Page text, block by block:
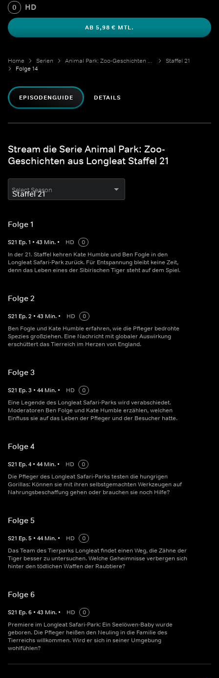
0 HD
AB 5,98 € MTL.
Home Serien Animal Park: Zoo-Geschichten aus Longleat
Staffel 21
Folge 14
EPISODENGUIDE DETAILS
Stream die Serie Animal Park: Zoo-
Geschichten aus Longleat Staffel 21
Select Season
Folge 1
S21 Ep.1 • 43 Min. • HD
0
In der 21. Staffel kehren Kate Humble und Ben Fogle in den
Longleat Safari-Park zurück. Für Entspannung bleibt keine Zeit,
denn das Leben eines der Sibirischen Tiger steht auf dem Spiel.
Folge 2
S21 Ep.2 • 43 Min. • HD
0
Ben Fogle und Kate Humble erfahren, wie die Pfleger bedrohte
Spezies großziehen. Eine Nachricht mit globaler Auswirkung
erschüttert das Tierreich im Herzen von England.
Folge 3
S21 Ep.3 • 44 Min. • HD
0
Eine Legende des Longleat Safari-Parks wird verabschiedet.
Moderatoren Ben Folge und Kate Humble erzählen, welchen
Einfluss sie auf das Leben der Pfleger und der Besucher hatte.
Folge 4
S21 Ep.4 • 44 Min. • HD
0
Die Pfleger des Longleat Safari-Parks testen die hungrigen
Gorillas: Können sie mit ihren selbstgemachten Werkzeugen auf
Nahrungsbeschaffung gehen oder brauchen sie noch Hilfe?
Folge 5
S21 Ep.5 • 44 Min. • HD
0
Das Team des Tierparks Longleat findet einen Weg, die Zähne der
Tiger besser zu untersuchen. Welche Geheimnisse verbergen sich
hinter den tödlichen Waffen der Raubtiere?
Folge 6
S21 Ep.6 • 43 Min. • HD
0
Premiere im Longleat Safari-Park: Ein Seelöwen-Baby wurde
geboren. Die Pfleger heißen den Neuling in die Familie des
Tierreichs willkommen. Wird er sich in seiner Umgebung
wohlfühlen?